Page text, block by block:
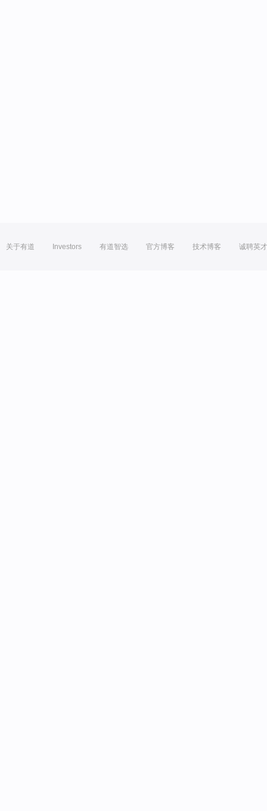
关于有道 Investors 有道智选 官方博客 技术博客 诚聘英才